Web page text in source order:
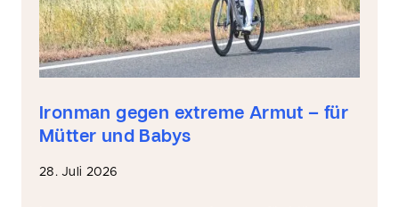
Ironman gegen extreme Armut – für
Mütter und Babys
28. Juli 2026